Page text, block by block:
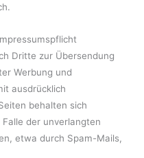
Dritte zur Übersendung
Werbung und
ausdrücklich
behalten sich
der unverlangten
etwa durch Spam-Mails,